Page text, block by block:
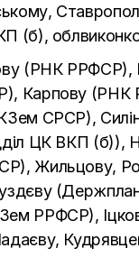
(б),
(РНК РРФСР),
Карпову (РНК
СРСР),
ЦК ВКП (б)),
Жильцову,
РРФСР),